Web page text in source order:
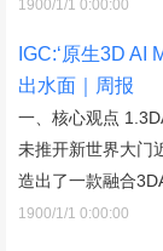
1900/1/1 0:00:00
IGC:‘原生3D AI
出水面｜周报
一、核心观点
未推开新世界大门
造出了一款融合
1900/1/1 0:00:00